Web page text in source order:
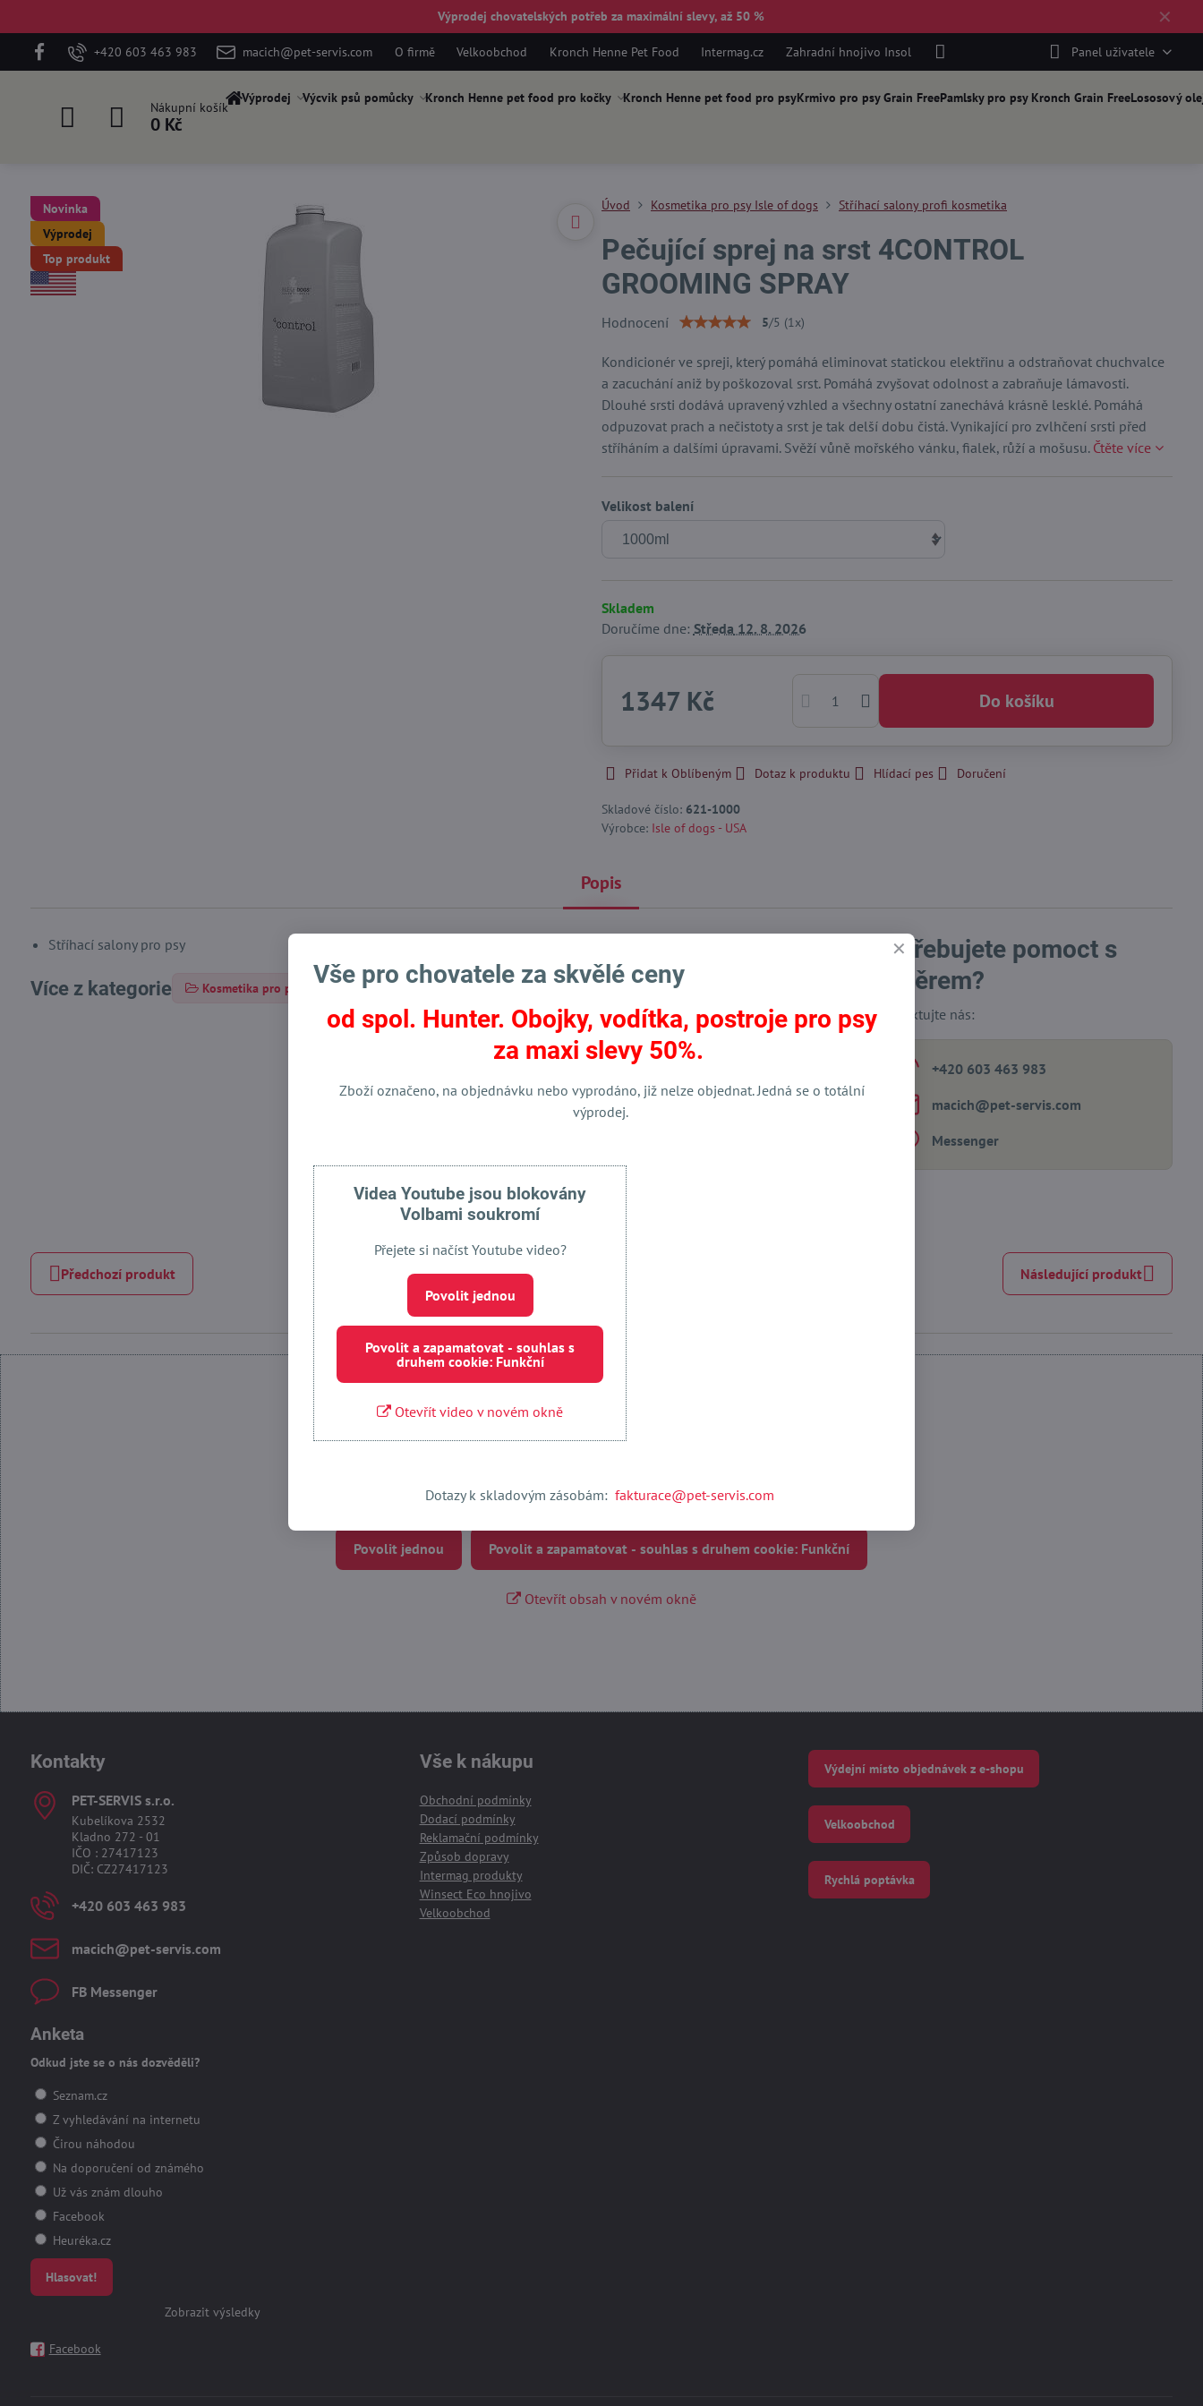
✕
Výprodej chovatelských potřeb za maximální slevy, až 50 %
+420 603 463 983 macich@pet-servis.com O firmě Velkoobchod Kronch Henne Pet Food Intermag.cz Zahradní hnojivo Insol Panel uživatele
Nákupní košík
0 Kč
Výprodej Výcvik psů pomůcky Kronch Henne pet food pro kočky Kronch Henne pet food pro psyKrmivo pro psy Grain FreePamlsky pro psy Kronch Grain FreeLososový
Novinka
Výprodej
Top produkt
Úvod Kosmetika pro psy Isle of dogs Stříhací salony profi kosmetika
Pečující sprej na srst 4CONTROL
GROOMING SPRAY
Hodnocení 5/5 (1x)
Kondicionér ve spreji, který pomáhá eliminovat statickou elektřinu a odstraňovat chuchvalce
a zacuchání aniž by poškozoval srst. Pomáhá zvyšovat odolnost a zabraňuje lámavosti.
Dlouhé srsti dodává upravený vzhled a všechny ostatní zanechává krásně lesklé. Pomáhá
odpuzovat prach a nečistoty a srst je tak delší dobu čistá. Vynikající pro zvlhčení srsti před
stříháním a dalšími úpravami. Svěží vůně mořského vánku, fialek, růží a mošusu. Čtěte více
Velikost balení
Skladem
Doručíme dne: Středa 12. 8. 2026
1347 Kč Do košíku
Přidat k Oblíbeným Dotaz k produktu Hlídací pes Doručení
Skladové číslo: 621-1000
Výrobce: Isle of dogs - USA
Popis
Stříhací salony pro psy
Více z kategorie Kosmetika pro psy Isle of dogs Stříhací salony profi kosmetika Totální výprodej chovatelských potřeb
Potřebujete pomoct s
výběrem?
Kontaktujte nás:
+420 603 463 983
macich​@pet-servis​.com
Messenger
FacebookTwitter PinterestReddit
Předchozí produkt Následující produkt
Přejete si načíst externí obsah?
Povolit jednou Povolit a zapamatovat - souhlas s druhem cookie: Funkční
Otevřít obsah v novém okně
Kontakty
PET-SERVIS s​.r​.o​.
Kubelíkova 2532
Kladno 272 - 01
IČO : 27417123
DIČ: CZ27417123
+420 603 463 983
macich​@pet-servis​.com
FB Messenger
Anketa
Odkud jste se o nás dozvěděli?
Seznam.cz
Z vyhledávání na internetu
Čirou náhodou
Na doporučení od známého
Už vás znám dlouho
Facebook
Heuréka.cz
Hlasovat!
Zobrazit výsledky
Facebook
Vše k nákupu
Obchodní podmínky
Dodací podmínky
Reklamační podmínky
Způsob dopravy
Intermag produkty
Winsect Eco hnojivo
Velkoobchod
Výdejní místo objednávek z e-shopu
Velkoobchod
Rychlá poptávka
Vše pro chovatele za skvělé ceny
od spol. Hunter. Obojky, vodítka, postroje pro psy
za maxi slevy 50%.
Zboží označeno, na objednávku nebo vyprodáno, již nelze objednat. Jedná se o totální
výprodej.
Videa Youtube jsou blokovány
Volbami soukromí
Přejete si načíst Youtube video?
Povolit jednou
Povolit a zapamatovat - souhlas s
druhem cookie: Funkční
Otevřít video v novém okně
Dotazy k skladovým zásobám:fakturace@pet-servis.com